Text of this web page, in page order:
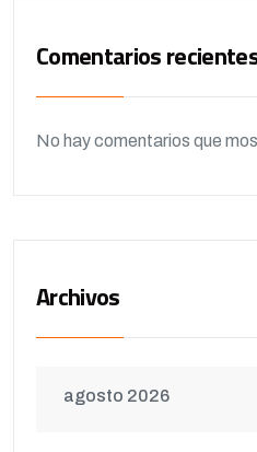
Comentarios
No hay comentarios que
Archivos
agosto 2026